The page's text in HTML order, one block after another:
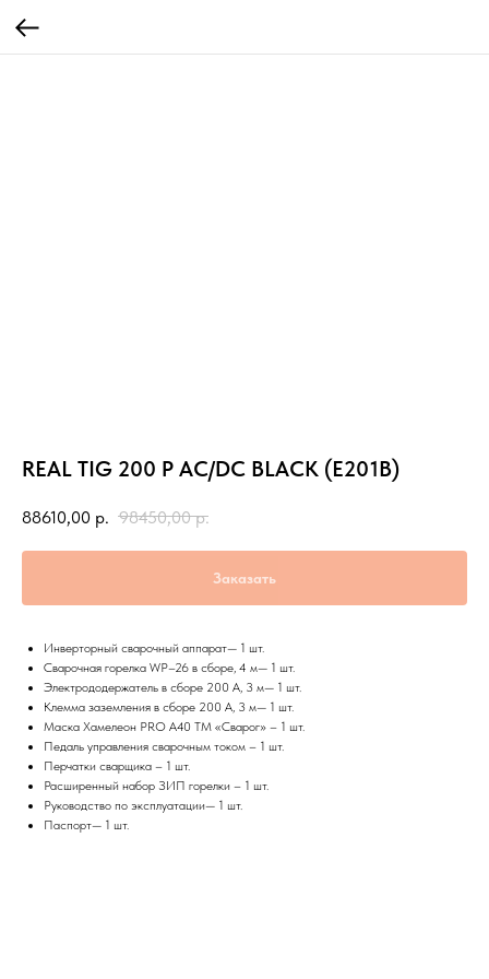
REAL TIG 200 P AC/DC BLACK (E201B)
88610,00 р. 98450,00 р.
Заказать
Инверторный сварочный аппарат— 1 шт.
Сварочная горелка WP–26 в сборе, 4 м— 1 шт.
Электрододержатель в сборе 200 А, 3 м— 1 шт.
Клемма заземления в сборе 200 А, 3 м— 1 шт.
Маска Хамелеон PRO А40 ТМ «Сварог» – 1 шт.
Педаль управления сварочным током – 1 шт.
Перчатки сварщика – 1 шт.
Расширенный набор ЗИП горелки – 1 шт.
Руководство по эксплуатации— 1 шт.
Паспорт— 1 шт.